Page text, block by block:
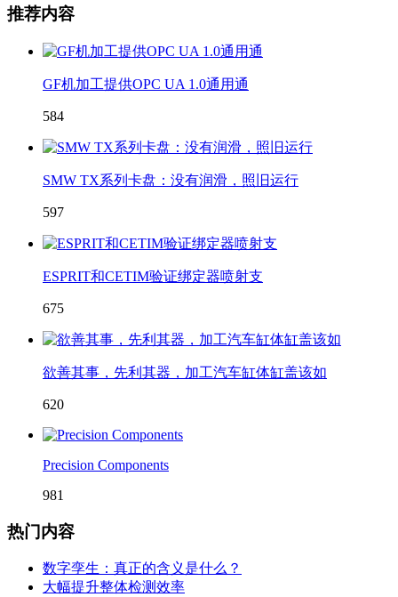
推荐内容
GF机加工提供OPC UA 1.0通用通
584
SMW TX系列卡盘：没有润滑，照旧运行
597
ESPRIT和CETIM验证绑定器喷射支
675
欲善其事，先利其器，加工汽车缸体缸盖该如
620
Precision Components
981
热门内容
数字孪生：真正的含义是什么？
大幅提升整体检测效率